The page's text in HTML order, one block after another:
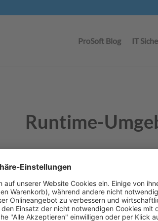
ProSoft Blog IT
Runtime-
selbstdefinierten Menüs und einen